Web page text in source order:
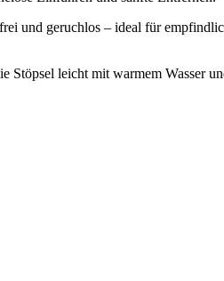
und geruchlos – ideal für
Stöpsel leicht mit warmem Wasser